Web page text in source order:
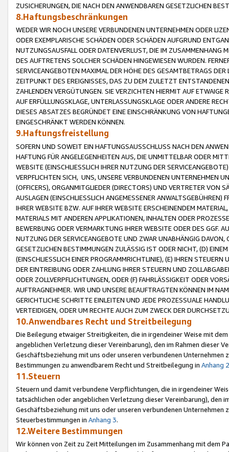
ZUSICHERUNGEN, DIE NACH DEN ANWENDBAREN GESETZLICHEN
8.Haftungsbeschränkungen
WEDER WIR NOCH UNSERE VERBUNDENEN UNTERNEHMEN ODER
ODER EXEMPLARISCHE SCHÄDEN ODER SCHÄDEN AUFGRUND
NUTZUNGSAUSFALL ODER DATENVERLUST, DIE IM ZUSAMMENHANG
DES AUFTRETENS SOLCHER SCHÄDEN HINGEWIESEN WURDEN.
SERVICEANGEBOTEN MAXIMAL DER HÖHE DES GESAMTBETRAGS
ZEITPUNKT DES EREIGNISSES, DAS ZU DEM ZULETZT
ZAHLENDEN VERGÜTUNGEN. SIE VERZICHTEN HIERMIT AUF
AUF ERFÜLLUNGSKLAGE, UNTERLASSUNGSKLAGE ODER ANDERE
DIESES ABSATZES BEGRÜNDET EINE EINSCHRÄNKUNG VON
EINGESCHRÄNKT WERDEN KÖNNEN.
9.Haftungsfreistellung
SOFERN UND SOWEIT EIN HAFTUNGSAUSSCHLUSS NACH DEN
HAFTUNG FÜR ANGELEGENHEITEN AUS, DIE UNMITTELBAR ODER
WEBSITE (EINSCHLIESSLICH IHRER NUTZUNG DER
VERPFLICHTEN SICH, UNS, UNSERE VERBUNDENEN UNTERNEHMEN
(OFFICERS), ORGANMITGLIEDER (DIRECTORS) UND VERTRETER VON
AUSLAGEN (EINSCHLIESSLICH ANGEMESSENER
IHRER WEBSITE BZW. AUF IHRER WEBSITE ERSCHEINENDEM
MATERIALS MIT ANDEREN APPLIKATIONEN, INHALTEN ODER
BEWERBUNG ODER VERMARKTUNG IHRER WEBSITE ODER DES GGF.
NUTZUNG DER SERVICEANGEBOTE UND ZWAR UNABHÄNGIG
GESETZLICHEN BESTIMMUNGEN ZULÄSSIG IST ODER NICHT, (D)
(EINSCHLIESSLICH EINER PROGRAMMRICHTLINIE), (E) IHREN
DER EINTREIBUNG ODER ZAHLUNG IHRER STEUERN UND
ODER ZOLLVERPFLICHTUNGEN, ODER (F) FAHRLÄSSIGKEIT ODER
AUFTRAGNEHMER. WIR UND UNSERE BEAUFTRAGTEN KÖNNEN IM
GERICHTLICHE SCHRITTE EINLEITEN UND JEDE PROZESSUALE
VERTEIDIGEN, ODER UM RECHTE AUCH ZUM ZWECK DER
10.Anwendbares Recht und Streitbeilegung
Die Beilegung etwaiger Streitigkeiten, die in irgendeiner Weise mit
angeblichen Verletzung dieser Vereinbarung), den im Rahmen dieser
Geschäftsbeziehung mit uns oder unseren verbundenen
Bestimmungen zu anwendbarem Recht und Streitbeilegung in Anhang 2
11.Steuern
Steuern und damit verbundene Verpflichtungen, die in irgendeiner
tatsächlichen oder angeblichen Verletzung dieser Vereinbarung), den
Geschäftsbeziehung mit uns oder unseren verbundenen
Steuerbestimmungen in Anhang 3.
12.Weitere Bestimmungen
Wir können von Zeit zu Zeit Mitteilungen im Zusammenhang mit dem